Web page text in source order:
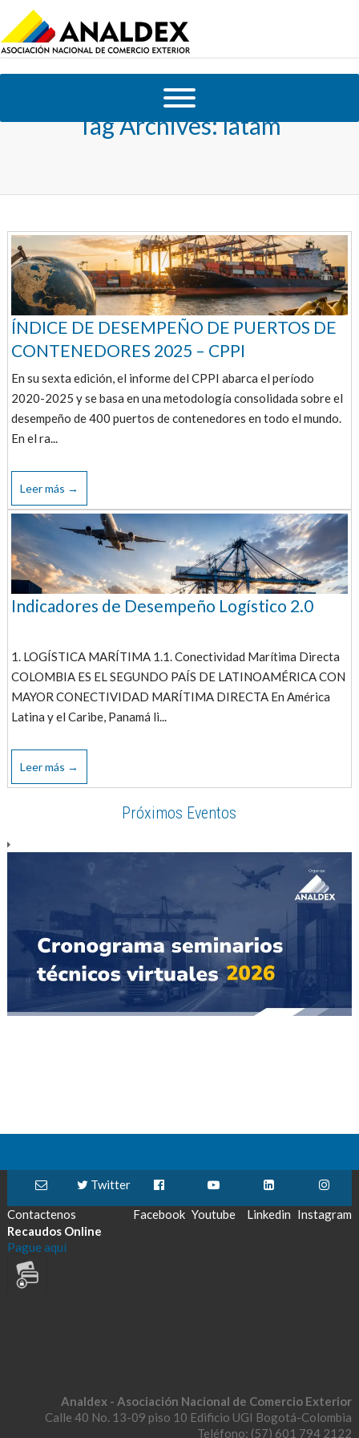
Tag Archives:latam
ÍNDICE DE DESEMPEÑO DE PUERTOS DE
CONTENEDORES 2025 – CPPI
En su sexta edición, el informe del CPPI abarca el período
2020-2025 y se basa en una metodología consolidada sobre el
desempeño de 400 puertos de contenedores en todo el mundo.
En el ra...
Leer más →
Indicadores de Desempeño Logístico 2.0
1. LOGÍSTICA MARÍTIMA 1.1. Conectividad Marítima Directa
COLOMBIA ES EL SEGUNDO PAÍS DE LATINOAMÉRICA CON
MAYOR CONECTIVIDAD MARÍTIMA DIRECTA En América
Latina y el Caribe, Panamá li...
Leer más →
Próximos Eventos
Contactenos
Twitter
Facebook Youtube Linkedin Instagram
Recaudos Online
Pague aquí
Analdex - Asociación Nacional de Comercio Exterior
Calle 40 No. 13-09 piso 10 Edificio UGI Bogotá-Colombia
Teléfono: (57) 601 794 2122